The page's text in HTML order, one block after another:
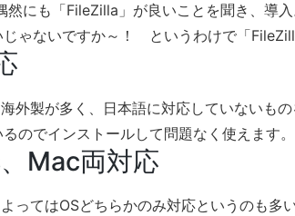
然にも「FileZilla」が良いことを聞き、導
ゃないですか～！ というわけで「
外製が多く、日本語に対応していないも
のでインストールして問題なく使えます。
Mac両対応
ってはOSどちらかのみ対応というのも多